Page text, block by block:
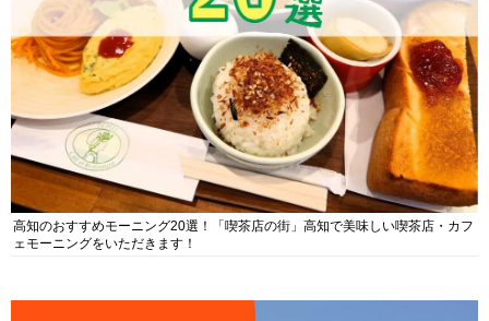
高知のおすすめモーニング20選！「喫茶店の街」高知で美味しい喫茶店・カフ
ェモーニングをいただきます！